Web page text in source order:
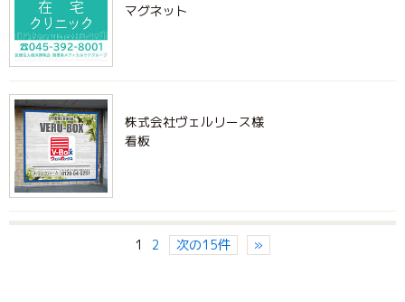
マグネット
株式会社ヴェルリース様
看板
1 2 次の15件 »